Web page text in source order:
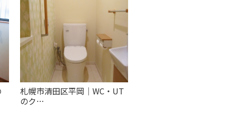
札幌市清田区平岡｜WC・UT
のク…